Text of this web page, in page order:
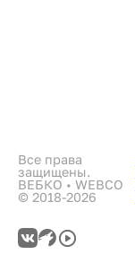
Все права
защищены.
ВЕБКО • WEBCO
© 2018-2026